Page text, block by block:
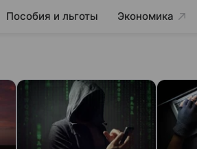
Пособия и льготы Экономика